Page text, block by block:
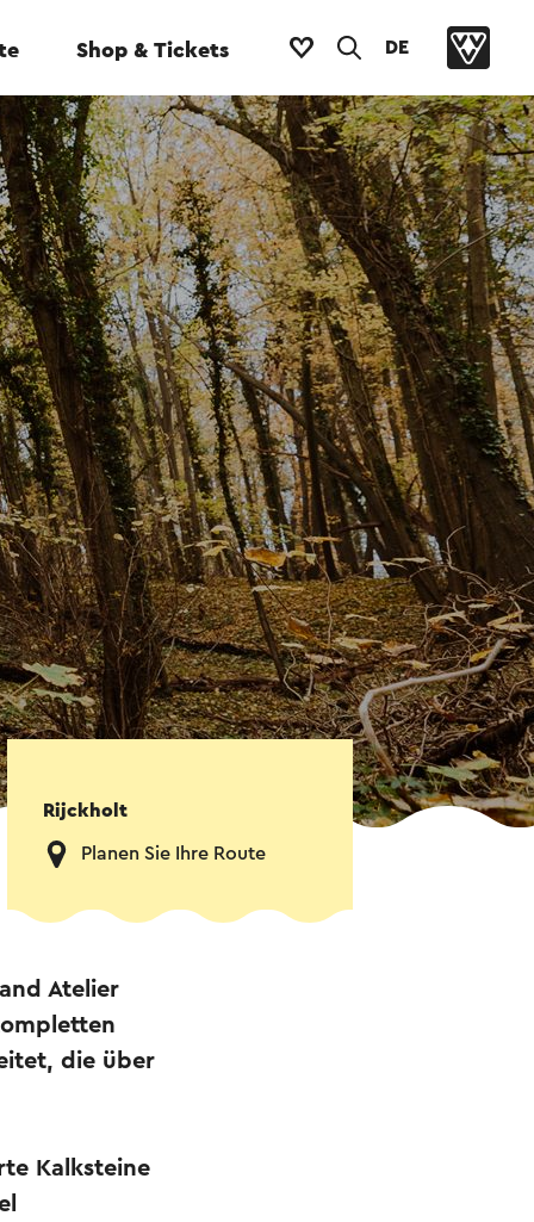
Shop & Tickets DE
Rijckholt
Planen Sie Ihre Route
Atelier
die über
Kalksteine